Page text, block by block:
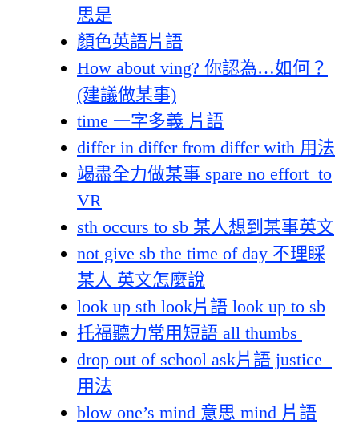
思是
顏色英語片語
How about ving? 你認為…如何？
(建議做某事)
time 一字多義 片語
differ in differ from differ with 用法
竭盡全力做某事 spare no effort to
VR
sth occurs to sb 某人想到某事英文
not give sb the time of day 不理睬
某人 英文怎麼說
look up sth look片語 look up to sb
托福聽力常用短語 all thumbs
drop out of school ask片語 justice
用法
blow one’s mind 意思 mind 片語